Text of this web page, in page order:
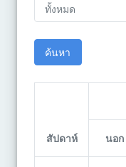
สัปดาห์ นอก